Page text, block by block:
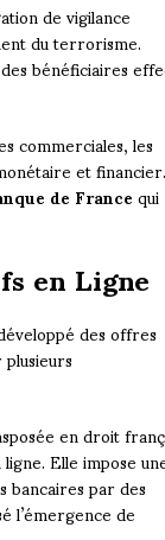
de vigilance
du terrorisme.
bénéficiaires
commerciales, les
et
de Francequi
en Ligne
des offres
en droit
Elle impose
par des
l’émergence de